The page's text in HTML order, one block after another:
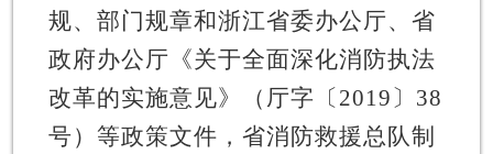
规、部门规章和浙江省委办公厅、省
政府办公厅《关于全面深化消防执法
改革的实施意见》（厅字〔 2019 〕 38
号）等政策文件，省消防救援总队制